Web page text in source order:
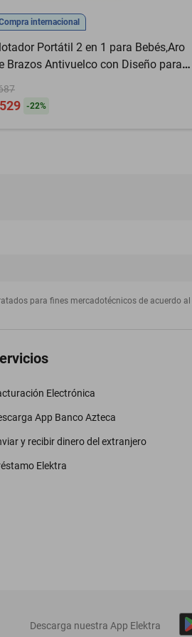
internacional
Portátil 2 en 1 para Bebés,Aro
Brazos Antivuelco con Diseño para
Prona y Supina.HOGAWAY
-22%
para fines mercadotécnicos de acuerdo al
Electrónica
App Banco Azteca
y recibir dinero del extranjero
Elektra
‎ Descarga nuestra App Elektra